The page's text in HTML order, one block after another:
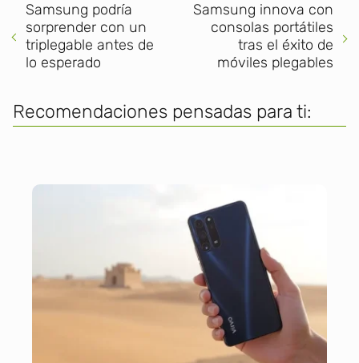
Samsung podría
sorprender con un
triplegable antes de
lo esperado
Samsung innova con
consolas portátiles
tras el éxito de
móviles plegables
Recomendaciones pensadas para ti: